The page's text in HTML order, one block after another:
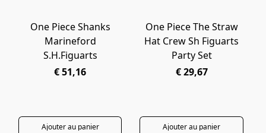
PRÉCOMMANDE
One Piece Shanks
Marineford
S.H.Figuarts
€ 51,16
Ajouter au panier
EN ARRIVAGE
One Piece The Straw
Hat Crew Sh Figuarts
Party Set
€ 29,67
Ajouter au panier